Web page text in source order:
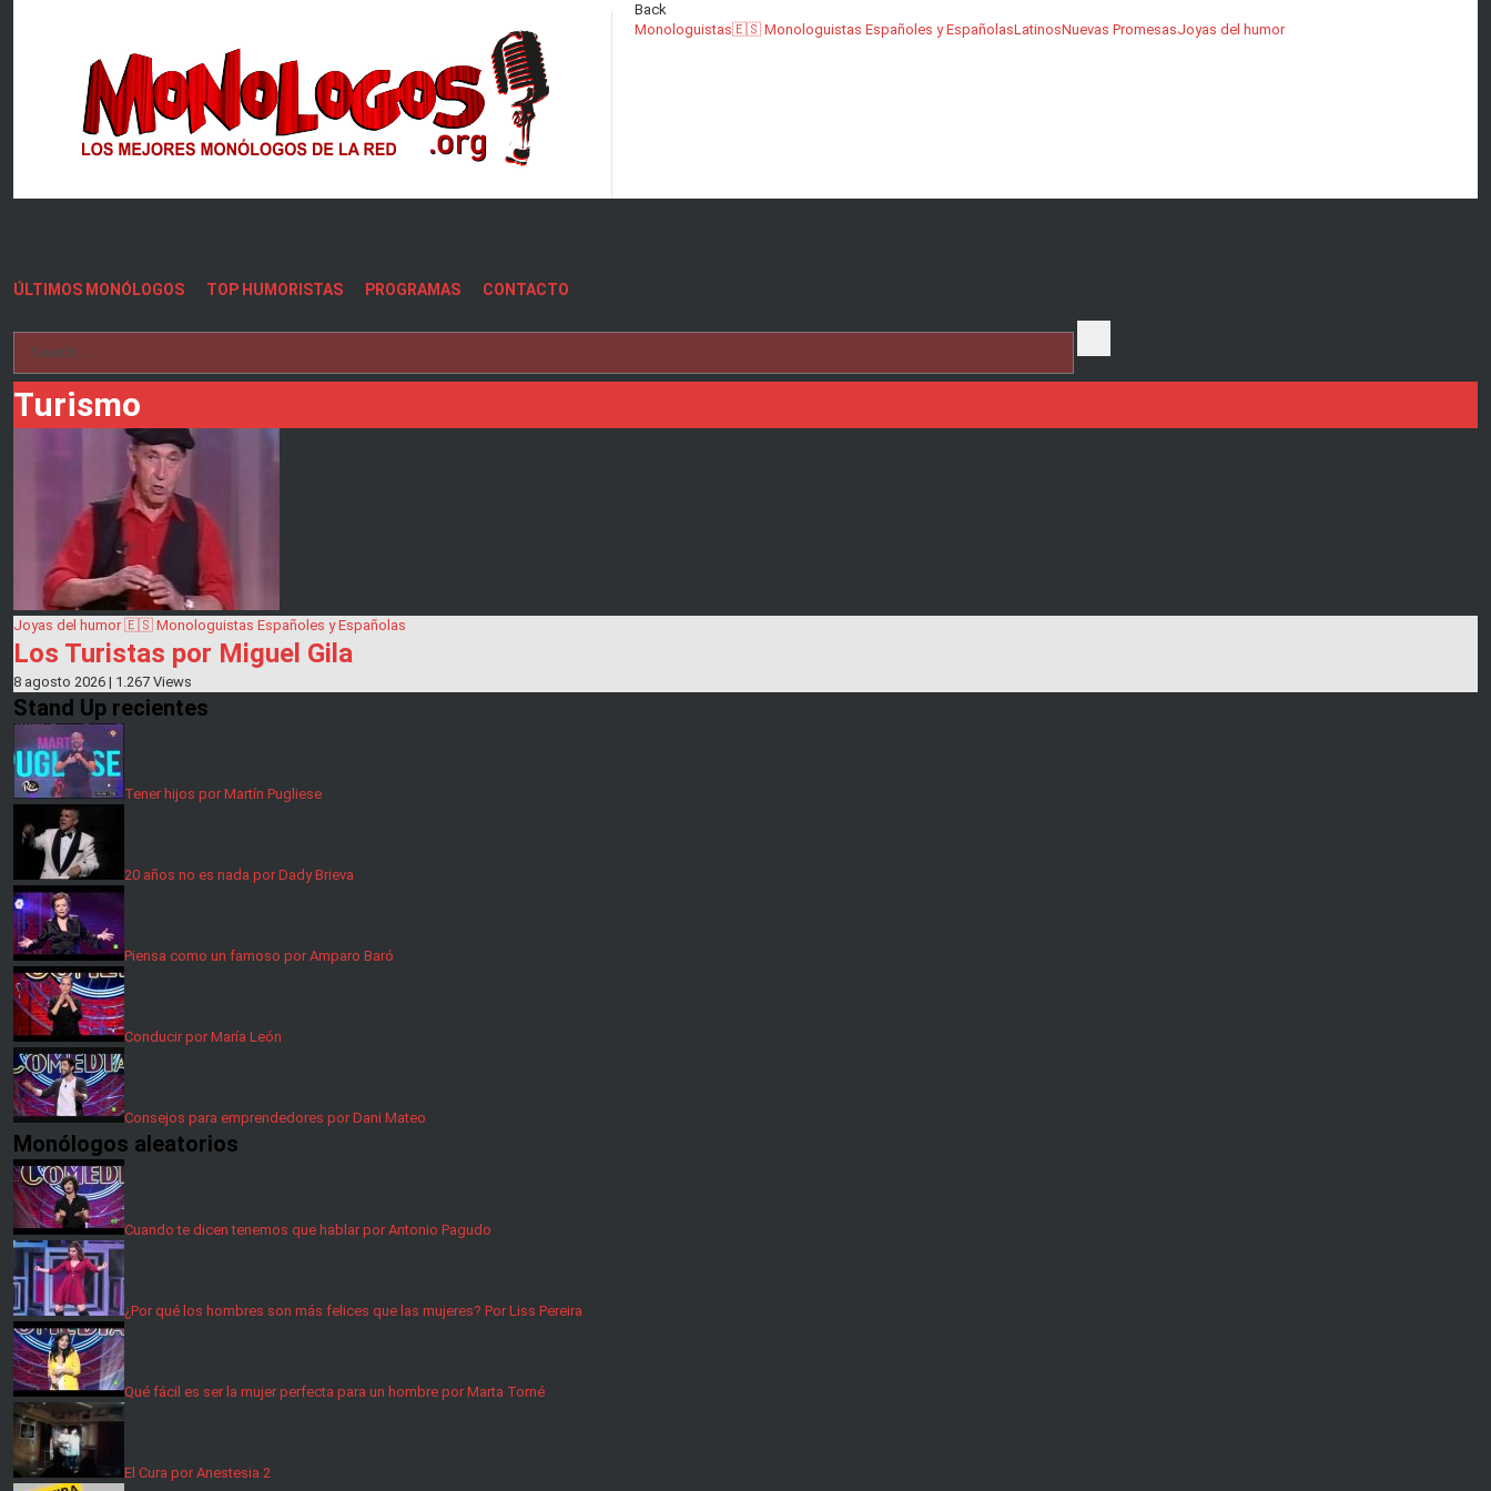
Back
Monologuistas🇪🇸 Monologuistas Españoles y EspañolasLatinosNuevas PromesasJoyas del humor
ÚLTIMOS MONÓLOGOS TOP HUMORISTAS PROGRAMAS CONTACTO
Turismo
Joyas del humor 🇪🇸 Monologuistas Españoles y Españolas
Los Turistas por Miguel Gila
8 agosto 2026 | 1.267 Views
Stand Up recientes
Tener hijos por Martín Pugliese
20 años no es nada por Dady Brieva
Piensa como un famoso por Amparo Baró
Conducir por María León
Consejos para emprendedores por Dani Mateo
Monólogos aleatorios
Cuando te dicen tenemos que hablar por Antonio Pagudo
¿Por qué los hombres son más felices que las mujeres? Por Liss Pereira
Qué fácil es ser la mujer perfecta para un hombre por Marta Torné
El Cura por Anestesia 2